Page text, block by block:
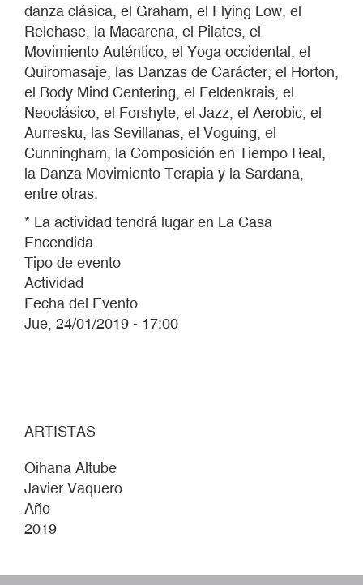
danza clásica, el Graham, el Flying Low, el
Relehase, la Macarena, el Pilates, el
Movimiento Auténtico, el Yoga occidental, el
Quiromasaje, las Danzas de Carácter, el Horton,
el Body Mind Centering, el Feldenkrais, el
Neoclásico, el Forshyte, el Jazz, el Aerobic, el
Aurresku, las Sevillanas, el Voguing, el
Cunningham, la Composición en Tiempo Real,
la Danza Movimiento Terapia y la Sardana,
entre otras.
* La actividad tendrá lugar en La Casa
Encendida
Tipo de evento
Actividad
Fecha del Evento
Jue, 24/01/2019 - 17:00
ARTISTAS
Oihana Altube
Javier Vaquero
Año
2019